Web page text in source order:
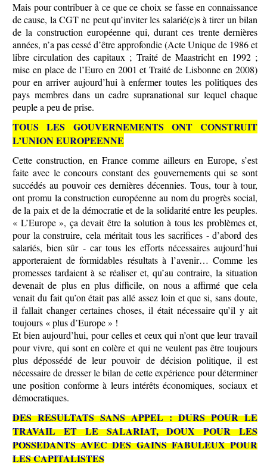
Mais pour contribuer à ce que ce choix se fasse en connaissance
de cause, la CGT ne peut qu’inviter les salarié(e)s à tirer un bilan
de la construction européenne qui, durant ces trente dernières
années, n’a pas cessé d’être approfondie (Acte Unique de 1986 et
libre circulation des capitaux ; Traité de Maastricht en 1992 ;
mise en place de l’Euro en 2001 et Traité de Lisbonne en 2008)
pour en arriver aujourd’hui à enfermer toutes les politiques des
pays membres dans un cadre supranational sur lequel chaque
peuple a peu de prise.
TOUS LES GOUVERNEMENTS ONT CONSTRUIT
L’UNION EUROPEENNE
Cette construction, en France comme ailleurs en Europe, s’est
faite avec le concours constant des gouvernements qui se sont
succédés au pouvoir ces dernières décennies. Tous, tour à tour,
ont promu la construction européenne au nom du progrès social,
de la paix et de la démocratie et de la solidarité entre les peuples.
« L’Europe », ça devait être la solution à tous les problèmes et,
pour la construire, cela méritait tous les sacrifices - d’abord des
salariés, bien sûr - car tous les efforts nécessaires aujourd’hui
apporteraient de formidables résultats à l’avenir… Comme les
promesses tardaient à se réaliser et, qu’au contraire, la situation
devenait de plus en plus difficile, on nous a affirmé que cela
venait du fait qu’on était pas allé assez loin et que si, sans doute,
il fallait changer certaines choses, il était nécessaire qu’il y ait
toujours « plus d’Europe » !
Et bien aujourd’hui, pour celles et ceux qui n’ont que leur travail
pour vivre, qui sont en colère et qui ne veulent pas être toujours
plus dépossédé de leur pouvoir de décision politique, il est
nécessaire de dresser le bilan de cette expérience pour déterminer
une position conforme à leurs intérêts économiques, sociaux et
démocratiques.
DES RESULTATS SANS APPEL : DURS POUR LE
TRAVAIL ET LE SALARIAT, DOUX POUR LES
POSSEDANTS AVEC DES GAINS FABULEUX POUR
LES CAPITALISTES